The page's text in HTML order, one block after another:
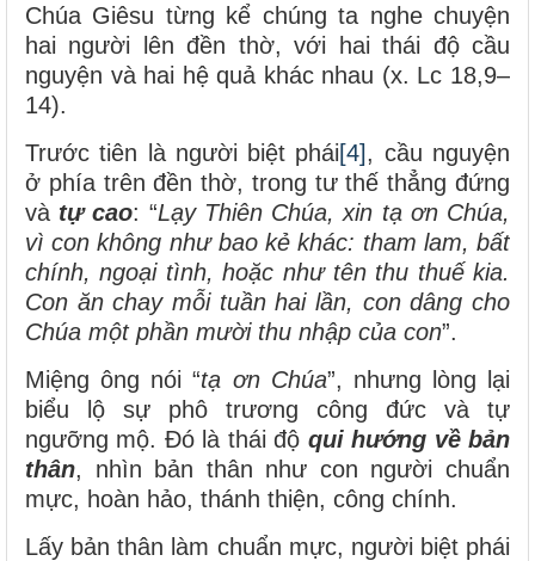
Chúa Giêsu từng kể chúng ta nghe chuyện
hai người lên đền thờ, với hai thái độ cầu
nguyện và hai hệ quả khác nhau (x. Lc 18,9–
14).
Trước tiên là người biệt phái[4], cầu nguyện
ở phía trên đền thờ, trong tư thế thẳng đứng
và tự cao: “Lạy Thiên Chúa, xin tạ ơn Chúa,
vì con không như bao kẻ khác: tham lam, bất
chính, ngoại tình, hoặc như tên thu thuế kia.
Con ăn chay mỗi tuần hai lần, con dâng cho
Chúa một phần mười thu nhập của con”.
Miệng ông nói “tạ ơn Chúa”, nhưng lòng lại
biểu lộ sự phô trương công đức và tự
ngưỡng mộ. Đó là thái độ qui hướng về bản
thân, nhìn bản thân như con người chuẩn
mực, hoàn hảo, thánh thiện, công chính.
Lấy bản thân làm chuẩn mực, người biệt phái